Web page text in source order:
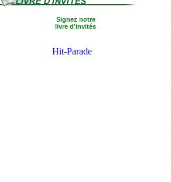
Signez notre
livre d'invités